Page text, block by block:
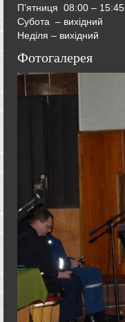
П’ятниця 08:00 – 15:45
Субота – вихідний
Неділя – вихідний
Фотогалерея